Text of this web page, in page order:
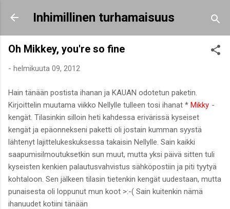
Siirry pääsisältöön
Inhimillinen turhamaisuus
Oh Mikkey, you're so fine
- helmikuuta 09, 2012
Hain tänään postista ihanan ja KAUAN odotetun paketin.
Kirjoittelin muutama viikko Nellylle tulleen tosi ihanat * Mikky -
kengät. Tilasinkin silloin heti kahdessa erivärissä kyseiset
kengät ja epäonnekseni paketti oli jostain kumman syystä
lähtenyt lajittelukeskuksessa takaisin Nellylle. Sain kaikki
saapumisilmoutuksetkin sun muut, mutta yksi päivä sitten tuli
kyseisten kenkien palautusvahvistus sähköpostiin ja piti tyytyä
kohtaloon. Sen jälkeen tilasin tietenkin kengät uudestaan, mutta
punaisesta oli loppunut mun koot >:-( Sain kuitenkin nämä
ihanuudet kotiini tänään